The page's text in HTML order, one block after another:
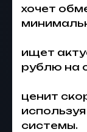
хочет
ищет
рублю на
ценит
системы.